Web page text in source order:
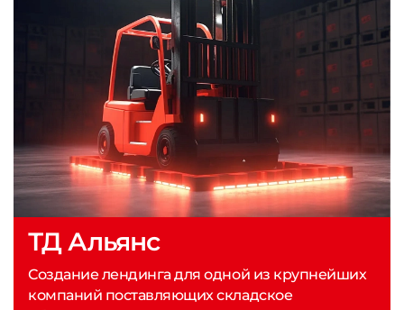
ТД Альянс
Создание лендинга для одной из крупнейших
компаний поставляющих складское